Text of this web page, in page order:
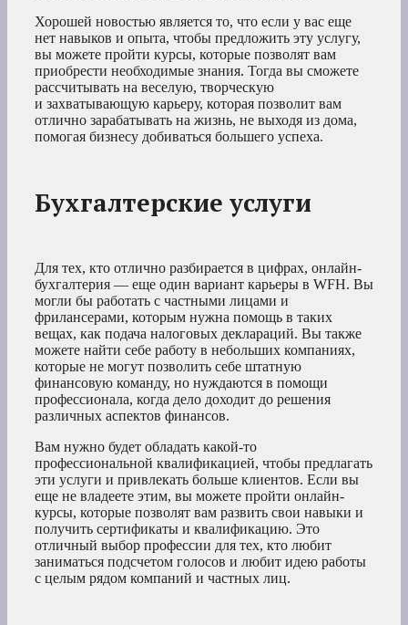
Хорошей новостью является то, что если у вас еще
нет навыков и опыта, чтобы предложить эту услугу,
вы можете пройти курсы, которые позволят вам
приобрести необходимые знания. Тогда вы сможете
рассчитывать на веселую, творческую
и захватывающую карьеру, которая позволит вам
отлично зарабатывать на жизнь, не выходя из дома,
помогая бизнесу добиваться большего успеха.
Бухгалтерские услуги
Для тех, кто отлично разбирается в цифрах, онлайн-
бухгалтерия — еще один вариант карьеры в WFH. Вы
могли бы работать с частными лицами и
фрилансерами, которым нужна помощь в таких
вещах, как подача налоговых деклараций. Вы также
можете найти себе работу в небольших компаниях,
которые не могут позволить себе штатную
финансовую команду, но нуждаются в помощи
профессионала, когда дело доходит до решения
различных аспектов финансов.
Вам нужно будет обладать какой-то
профессиональной квалификацией, чтобы предлагать
эти услуги и привлекать больше клиентов. Если вы
еще не владеете этим, вы можете пройти онлайн-
курсы, которые позволят вам развить свои навыки и
получить сертификаты и квалификацию. Это
отличный выбор профессии для тех, кто любит
заниматься подсчетом голосов и любит идею работы
с целым рядом компаний и частных лиц.